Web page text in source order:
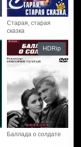
Старая, старая
сказка
Баллада о солдате
HDRip